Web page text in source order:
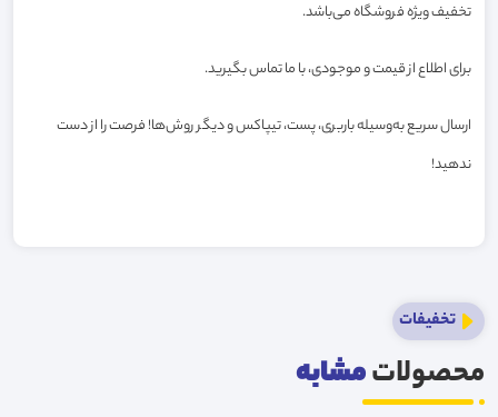
تخفیف ویژه فروشگاه می‌باشد.
برای اطلاع از قیمت و موجودی، با ما تماس بگیرید.
ارسال سریع به‌وسیله باربری، پست، تیپاکس و دیگر روش‌ها! فرصت را از دست
ندهید!
تخفیفات
محصولاتمشابه